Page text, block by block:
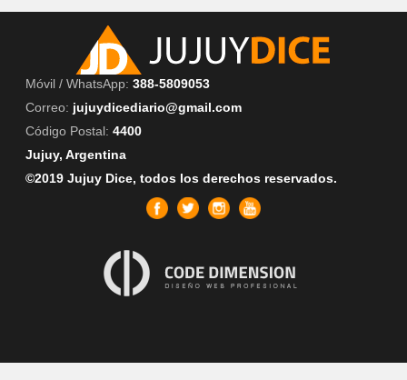
Móvil / WhatsApp: 388-5809053
Correo: jujuydicediario@gmail.com
Código Postal: 4400
Jujuy, Argentina
©2019 Jujuy Dice, todos los derechos reservados.